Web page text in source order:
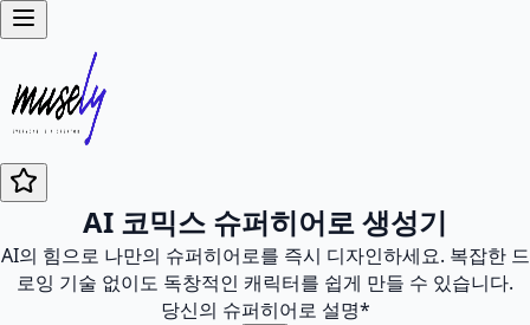
AI 코믹스 슈퍼히어로 생성기
AI의 힘으로 나만의 슈퍼히어로를 즉시 디자인하세요. 복잡한 드
로잉 기술 없이도 독창적인 캐릭터를 쉽게 만들 수 있습니다.
당신의 슈퍼히어로 설명*